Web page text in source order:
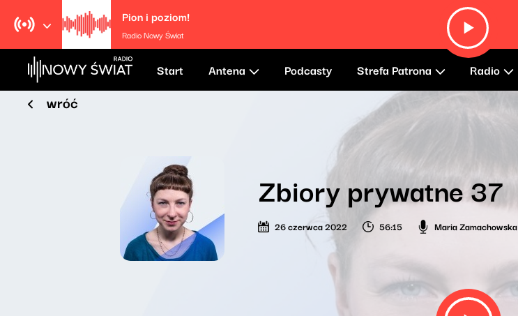
Pion i poziom!
Radio Nowy Świat
Start Antena Podcasty Strefa Patrona Radio
wróć
Zbiory prywatne 37
26 czerwca 2022 56:15 Maria Zamachowska